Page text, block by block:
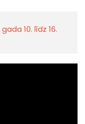
10. līdz 16.